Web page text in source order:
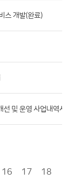
스 개발(완료)
및 운영 사업내역서
16 17
18